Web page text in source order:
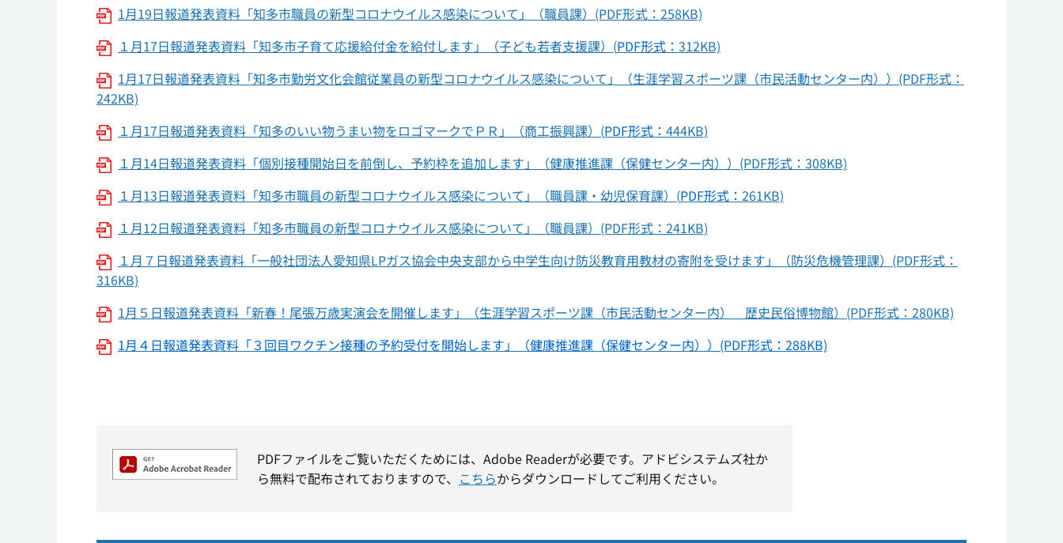
1月19日報道発表資料「知多市職員の新型コロナウイルス感染について」（職員課）(PDF形式：258KB)
１月17日報道発表資料「知多市子育て応援給付金を給付します」（子ども若者支援課）(PDF形式： 312KB)
1月17日報道発表資料「知多市勤労文化会館従業員の新型コロナウイルス感染について」（生涯学習スポーツ課（市民活動センター内））(PDF形式：
242KB)
１月17日報道発表資料「知多のいい物うまい物をロゴマークでＰＲ」（商工振興課）(PDF形式： 444KB)
１月14日報道発表資料「個別接種開始日を前倒し、予約枠を追加します」（健康推進課（保健センター内））(PDF形式：308KB)
１月13日報道発表資料「知多市職員の新型コロナウイルス感染について」（職員課・幼児保育課）(PDF形式： 261KB)
１月12日報道発表資料「知多市職員の新型コロナウイルス感染について」（職員課）(PDF形式：241KB)
１月７日報道発表資料「一般社団法人愛知県LPガス協会中央支部から中学生向け防災教育用教材の寄附を受けます」（防災危機管理課）(PDF形式：
316KB)
1月５日報道発表資料「新春！尾張万歳実演会を開催します」（生涯学習スポーツ課（市民活動センター内） 歴史民俗博物館）(PDF形式：280KB)
1月４日報道発表資料「３回目ワクチン接種の予約受付を開始します」（健康推進課（保健センター内））(PDF形式：288KB)
PDFファイルをご覧いただくためには、Adobe Readerが必要です。アドビシステムズ社か
ら無料で配布されておりますので、 こちらからダウンロードしてご利用ください。